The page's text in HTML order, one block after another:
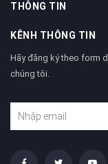
THÔNG TIN
KÊNH THÔNG TIN
Hãy đăng ký theo form
chúng tôi.